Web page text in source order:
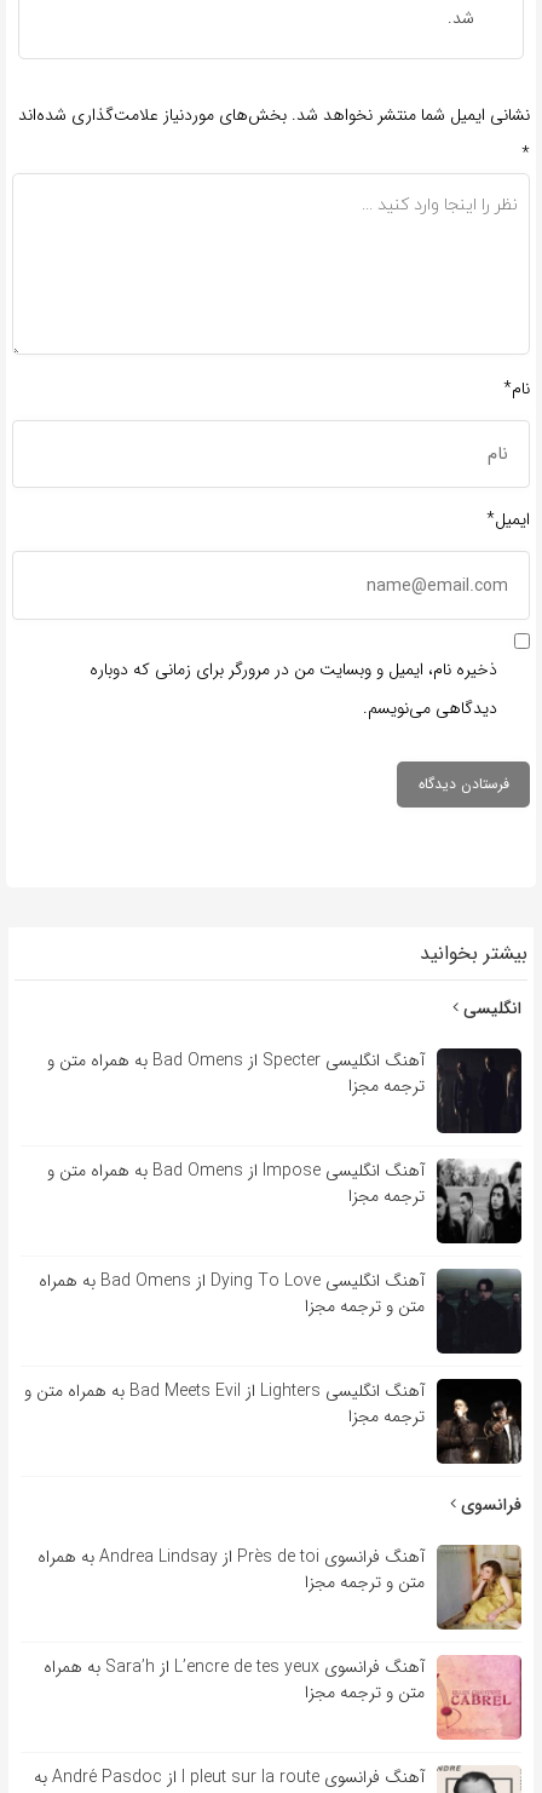
شد.
نشانی ایمیل شما منتشر نخواهد شد. بخش‌های موردنیاز علامت‌گذاری شده‌اند
*
نام*
ایمیل*
ذخیره نام، ایمیل و وبسایت من در مرورگر برای زمانی که دوباره
دیدگاهی می‌نویسم.
بیشتر بخوانید
انگلیسی
آهنگ انگلیسی Specter از Bad Omens به همراه متن و
ترجمه مجزا
آهنگ انگلیسی Impose از Bad Omens به همراه متن و
ترجمه مجزا
آهنگ انگلیسی Dying To Love از Bad Omens به همراه
متن و ترجمه مجزا
آهنگ انگلیسی Lighters از Bad Meets Evil به همراه متن و
ترجمه مجزا
فرانسوی
آهنگ فرانسوی Près de toi از Andrea Lindsay به همراه
متن و ترجمه مجزا
آهنگ فرانسوی L’encre de tes yeux از Sara’h به همراه
متن و ترجمه مجزا
آهنگ فرانسوی l pleut sur la route از André Pasdoc به